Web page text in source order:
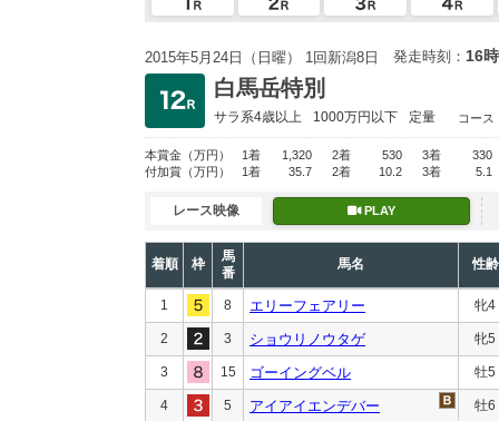
2015年5月24日（日曜） 1回新潟8日 発走時刻： 16
白馬岳特別
サラ系4歳以上 1000万円以下 定量 コース
本賞金 （万円） 1着 1,320 2着 530 3着
330
付加賞 （万円） 1着 35.7 2着 10.2 3着 5.1
レース映像 PLAY
着順 枠
馬
番
馬名 性齢
1 8 エリーフェアリー 牝4
2 3 ショウリノウタゲ 牝5
3 15 ゴーイングベル 牡5
4 5 アイアイエンデバー 牡6